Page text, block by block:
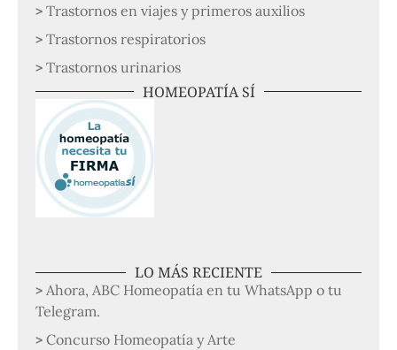
Trastornos en viajes y primeros auxilios
Trastornos respiratorios
Trastornos urinarios
HOMEOPATÍA SÍ
LO MÁS RECIENTE
Ahora, ABC Homeopatía en tu WhatsApp o tu
Telegram.
Concurso Homeopatía y Arte